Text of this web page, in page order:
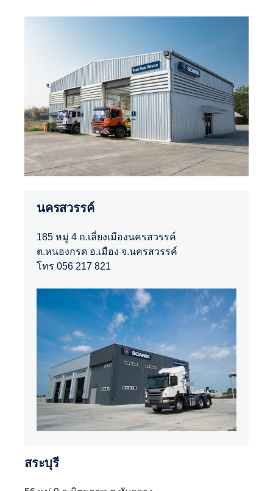
นครสวรรค์
185 หมู่ 4 ถ.เลี่ยงเมืองนครสวรรค์
ต.หนองกรด อ.เมือง จ.นครสวรรค์
โทร 056 217 821
สระบุรี